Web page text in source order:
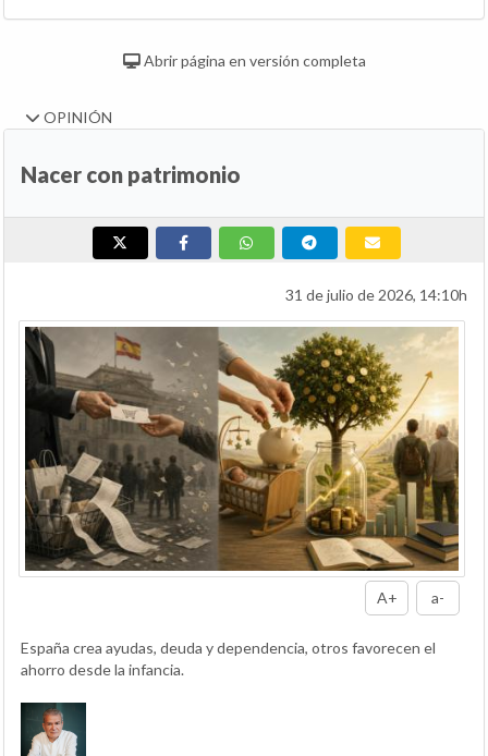
Abrir página en versión completa
OPINIÓN
Nacer con patrimonio
31 de julio de 2026, 14:10h
A+ a-
España crea ayudas, deuda y dependencia, otros favorecen el
ahorro desde la infancia.